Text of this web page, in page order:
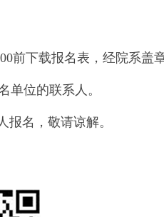
下载报名表，经院系盖
单位的联系人。
名，敬请谅解。